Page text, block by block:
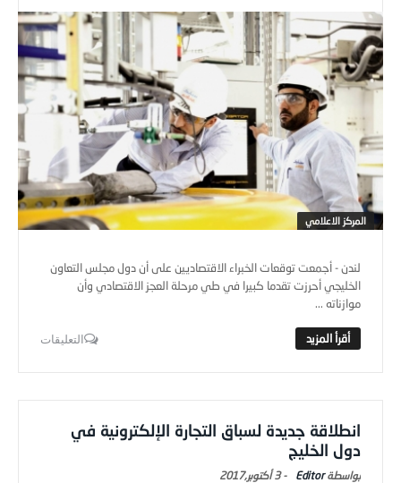
المركز الاعلامي
لندن - أجمعت توقعات الخبراء الاقتصاديين على أن دول مجلس التعاون
الخليجي أحرزت تقدما كبيرا في طي مرحلة العجز الاقتصادي وأن
موازناته ...
التعليقات
انطلاقة جديدة لسباق التجارة الإلكترونية في
دول الخليج
Editor
-3 أكتوبر,2017